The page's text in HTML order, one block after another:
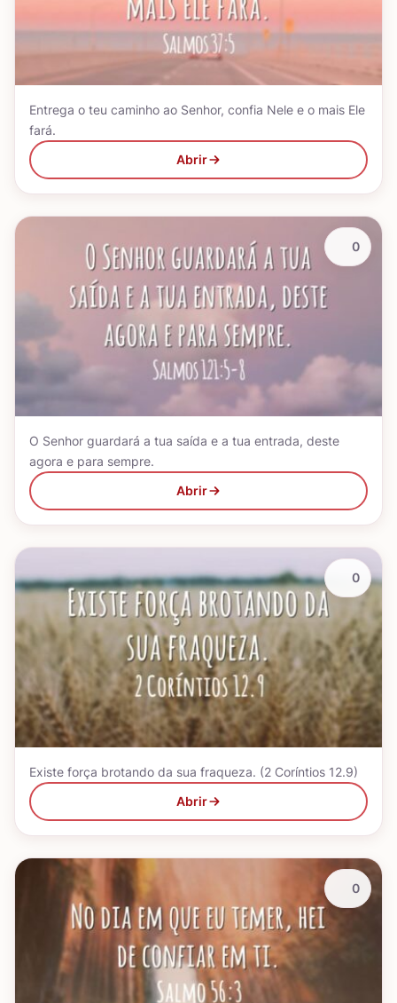
Entrega o teu caminho ao Senhor, confia Nele e o mais Ele
fará.
Abrir
O Senhor guardará a tua saída e a tua entrada, deste
agora e para sempre.
Abrir
0
Existe força brotando da sua fraqueza. (2 Coríntios 12.9)
Abrir
0
0